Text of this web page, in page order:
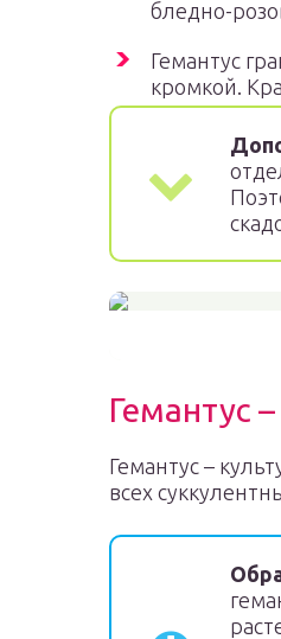
бледно-
Гемантус
кромкой.
Гемантус
Гемантус –
всех